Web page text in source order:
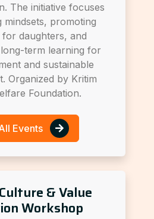
The initiative focuses
mindsets, promoting
daughters, and
term learning for
and sustainable
Organized by Kritim
Foundation.
Events
& Value
Workshop